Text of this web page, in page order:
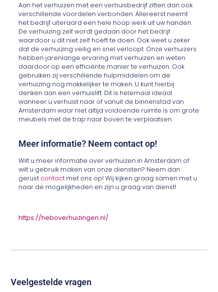
Aan het verhuizen met een verhuisbedrijf zitten dan ook
verschillende voordelen verbonden. Allereerst neemt
het bedrijf uiteraard een hele hoop werk uit uw handen.
De verhuizing zelf wordt gedaan door het bedrijf
waardoor u dit niet zelf hoeft te doen. Ook weet u zeker
dat de verhuizing veilig en snel verloopt. Onze verhuizers
hebben jarenlange ervaring met verhuizen en weten
daardoor op een efficiënte manier te verhuizen. Ook
gebruiken zij verschillende hulpmiddelen om de
verhuizing nog makkelijker te maken. U kunt hierbij
denken aan een verhuislift. Dit is helemaal ideaal
wanneer u verhuist naar of vanuit de binnenstad van
Amsterdam waar niet altijd voldoende ruimte is om grote
meubels met de trap naar boven te verplaatsen.
Meer informatie? Neem contact op!
Wilt u meer informatie over verhuizen in Amsterdam of
wilt u gebruik maken van onze diensten? Neem dan
gerust contact met ons op! Wij kijken graag samen met u
naar de mogelijkheden en zijn u graag van dienst!
https://heboverhuizingen.nl/
Veelgestelde vragen